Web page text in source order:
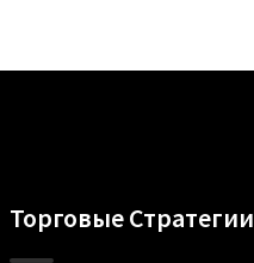
Торговые Стратегии